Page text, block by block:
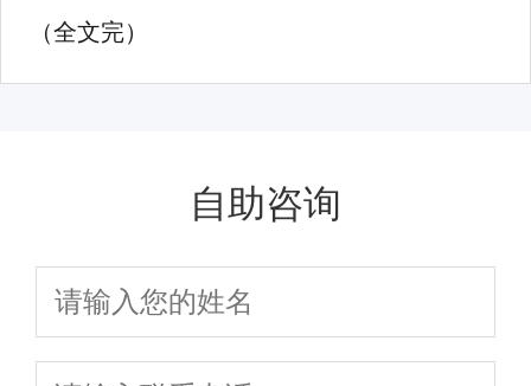
（全文完）
自助咨询